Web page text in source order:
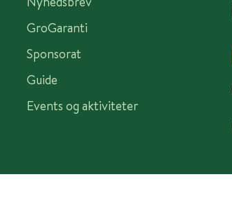
GroGaranti
Sponsorat
Guide
Events og aktiviteter